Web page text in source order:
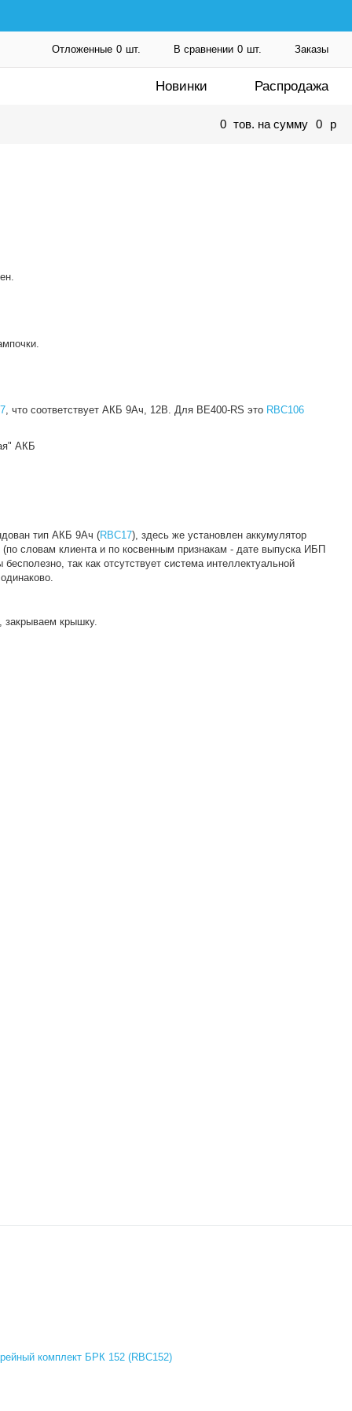
Отложенные 0 шт. В сравнении 0 шт. Заказы
Новинки Распродажа
0 тов. на сумму 0 p
, что соответствует АКБ 9Ач, 12В. Для BE400-RS это RBC106
АКБ
тип АКБ 9Ач (RBC17), здесь же установлен аккумулятор
словам клиента и по косвенным признакам - дате выпуска ИБП
так как отсутствует система интеллектуальной
закрываем крышку.